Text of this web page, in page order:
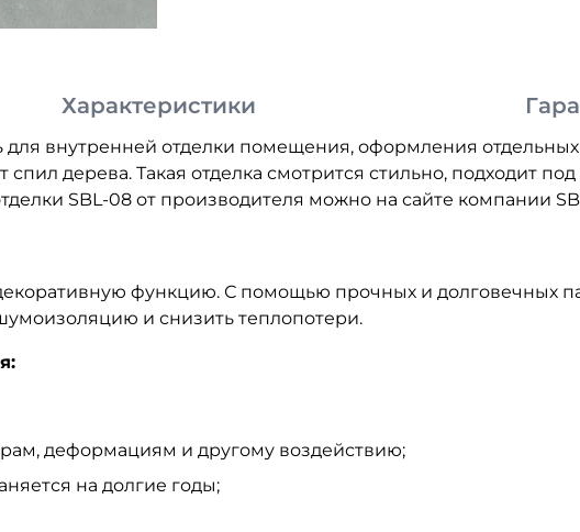
Характеристики
внутренней отделки помещения, оформления отдельных
дерева. Такая отделка смотрится стильно, подходит
SBL-08 от производителя можно на сайте компании
функцию. С помощью прочных и долговечных
и снизить теплопотери.
деформациям и другому воздействию;
на долгие годы;